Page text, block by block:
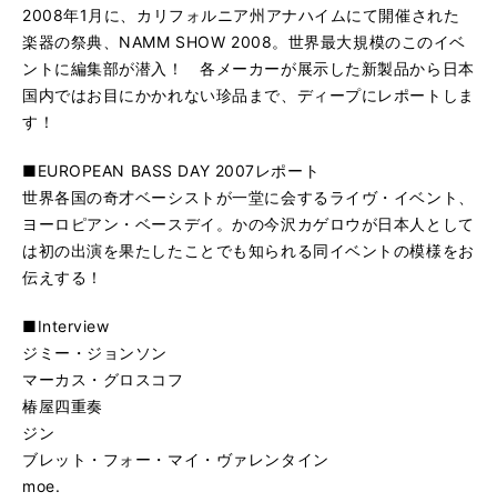
2008年1月に、カリフォルニア州アナハイムにて開催された
楽器の祭典、NAMM SHOW 2008。世界最大規模のこのイベ
ントに編集部が潜入！ 各メーカーが展示した新製品から日本
国内ではお目にかかれない珍品まで、ディープにレポートしま
す！
■EUROPEAN BASS DAY 2007レポート
世界各国の奇才ベーシストが一堂に会するライヴ・イベント、
ヨーロピアン・ベースデイ。かの今沢カゲロウが日本人として
は初の出演を果たしたことでも知られる同イベントの模様をお
伝えする！
■Interview
ジミー・ジョンソン
マーカス・グロスコフ
椿屋四重奏
ジン
ブレット・フォー・マイ・ヴァレンタイン
moe.